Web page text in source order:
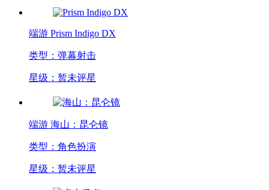
端游 Prism Indigo DX
类型：弹幕射击
星级：暂未评星
端游 海山：昆仑镜
类型：角色扮演
星级：暂未评星